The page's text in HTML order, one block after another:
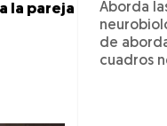
la pareja
Aborda
de
cuadros